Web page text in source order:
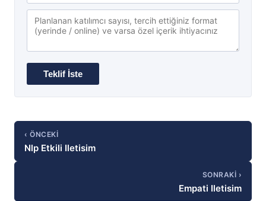
‹ ÖNCEKI
Nlp Etkili Iletisim
SONRAKI ›
Empati Iletisim